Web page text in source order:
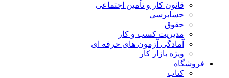
قانون کار و تأمین اجتماعی
حسابرسی
حقوق
مدیریت کسب و کار
آمادگی آزمون های حرفه ای
ویژه بازار کار
فروشگاه
کتاب